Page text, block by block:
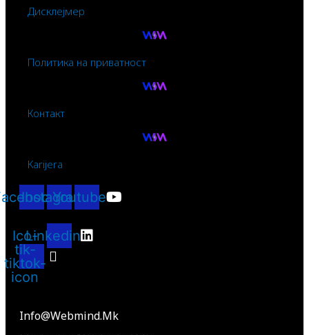
Дисклејмер
Политика на приватност
Контакт
Karijera
Instagram
Youtube
Ico-
tik-
tiktok-
icon
Linkedin
Info@webmind.mk